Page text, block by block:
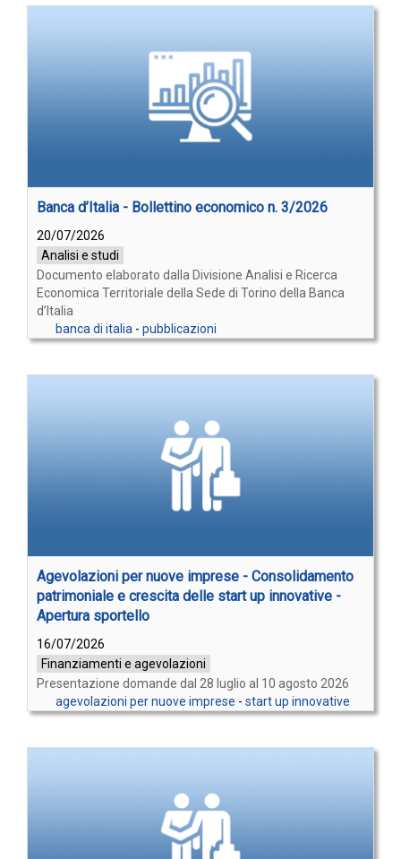
Banca d’Italia - Bollettino economico n. 3/2026
20/07/2026
Analisi e studi
Documento elaborato dalla Divisione Analisi e Ricerca
Economica Territoriale della Sede di Torino della Banca
d’Italia
banca di italia- pubblicazioni
Agevolazioni per nuove imprese - Consolidamento
patrimoniale e crescita delle start up innovative -
Apertura sportello
16/07/2026
Finanziamenti e agevolazioni
Presentazione domande dal 28 luglio al 10 agosto 2026
agevolazioni per nuove imprese - start up innovative